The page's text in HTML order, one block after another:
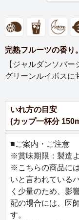
完熟フルーツの香り。
【ジャルダンソバ
グリーンルイボスに
スで香りづけした
ので、おやすみ前に
ネラルを豊富に含
燥したオフィスや
ダン ソバージュ」
れていない野生的
ィーの素朴でクセ
けられました。
いれ方の目安
(カップ一杯分
■ご案内・ご注意
※賞味期限：製造
※こちらの商品に
いと言われている
く少量のため、影
配の場合には、医
す。